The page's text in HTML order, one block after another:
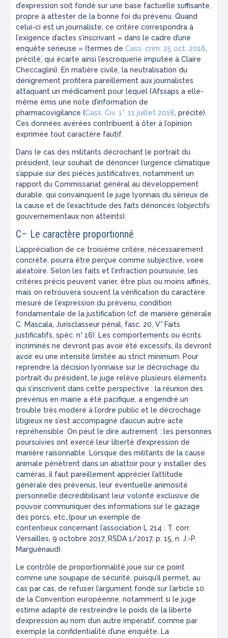
d’expression soit fondé sur une base factuelle suffisante,
propre à attester de la bonne foi du prévenu. Quand
celui-ci est un journaliste, ce critère correspondra à
l’exigence d’actes s’inscrivant «dans le cadre d’une
enquête sérieuse » (termes deCass. crim. 25 oct. 2016,
précité, qui écarte ainsi l’escroquerie imputée à Claire
Checcaglini). En matière civile, la neutralisation du
dénigrement profitera pareillement aux journalistes
attaquant un médicament pour lequel l’Afssaps a elle-
même émis une note d’information de
pharmacovigilance (Cass. Civ. 1°, 11 juillet 2018, précité).
Ces données avérées contribuent à ôter à l’opinion
exprimée tout caractère fautif.
Dans le cas des militants décrochant le portrait du
président, leur souhait de dénoncer l’urgence climatique
s’appuie sur des pièces justificatives, notamment un
rapport du Commissariat général au développement
durable, qui convainquent le juge lyonnais du sérieux de
la cause et de l’exactitude des faits dénoncés (objectifs
gouvernementaux non atteints).
C– Le caractère proportionné
L’appréciation de ce troisième critère, nécessairement
concrète, pourra être perçue comme subjective, voire
aléatoire. Selon les faits et l’infraction poursuivie, les
critères précis peuvent varier, être plus ou moins affinés,
mais on retrouvera souvent la vérification du caractère
mesuré de l’expression du prévenu, condition
fondamentale de la justification (cf. de manière générale
C. Mascala, Jurisclasseur pénal, fasc. 20, V° Faits
justificatifs, spéc. n° 16). Les comportements ou écrits
incriminés ne devront pas avoir été excessifs, ils devront
avoir eu une intensité limitée au strict minimum. Pour
reprendre la décision lyonnaise sur le décrochage du
portrait du président, le juge relève plusieurs éléments
qui s’inscrivent dans cette perspective : la réunion des
prévenus en mairie a été pacifique, a engendré un
trouble très modéré à l’ordre public et le décrochage
litigieux ne s’est accompagné d’aucun autre acte
répréhensible. On peut le dire autrement : les personnes
poursuivies ont exercé leur liberté d’expression de
manière raisonnable. Lorsque des militants de la cause
animale pénètrent dans un abattoir pour y installer des
caméras, il faut pareillement apprécier l’attitude
générale des prévenus, leur éventuelle animosité
personnelle décrédibilisant leur volonté exclusive de
pouvoir communiquer des informations sur le gazage
des porcs, etc…(pour un exemple de
contentieux concernant l’association L 214 : T. corr.
Versailles, 9 octobre 2017, RSDA 1/2017, p. 15, n. J.-P.
Marguénaud).
Le contrôle de proportionnalité joue sur ce point
comme une soupape de sécurité, puisqu’il permet, au
cas par cas, de refuser l’argument fondé sur l’article 10
de la Convention européenne, notamment si le juge
estime adapté de restreindre le poids de la liberté
d’expression au nom d’un autre impératif, comme par
exemple la confidentialité d’une enquête. La